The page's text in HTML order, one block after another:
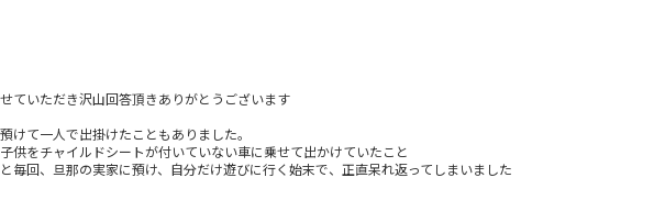
ていただき沢山回答頂きありがとうございます
けて一人で出掛けたこともありました。
供をチャイルドシートが付いていない車に乗せて出かけていたこと
毎回、旦那の実家に預け、自分だけ遊びに行く始末で、正直呆れ返ってしまいました